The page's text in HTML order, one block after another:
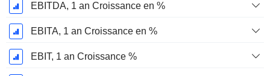
EBITDA, 1 an Croissance en %
EBITA, 1 an Croissance en %
EBIT, 1 an Croissance %